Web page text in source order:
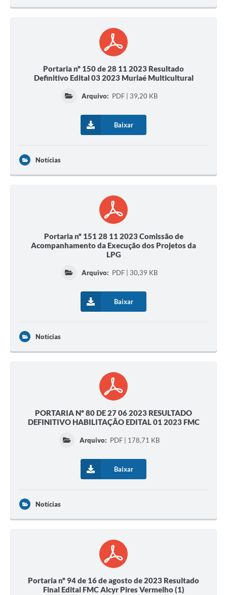
Portaria nº 150 de 28 11 2023 Resultado
Definitivo Edital 03 2023 Muriaé Multicultural
Arquivo: PDF | 39,20 KB
Baixar
Notícias
Portaria nº 151 28 11 2023 Comissão de
Acompanhamento da Execução dos Projetos da
LPG
Arquivo: PDF | 30,39 KB
Baixar
Notícias
PORTARIA Nº 80 DE 27 06 2023 RESULTADO
DEFINITIVO HABILITAÇÃO EDITAL 01 2023 FMC
Arquivo: PDF | 178,71 KB
Baixar
Notícias
Portaria nº 94 de 16 de agosto de 2023 Resultado
Final Edital FMC Alcyr Pires Vermelho (1)